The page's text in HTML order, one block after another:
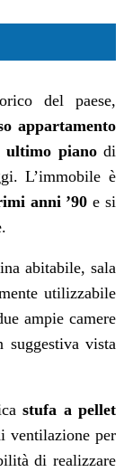
del paese,
appartamento
ultimo pianodi
L’immobile è
anni ’90 e si
abitabile, sala
utilizzabile
ampie camere
suggestiva vista
stufa a pellet
ventilazione per
di realizzare